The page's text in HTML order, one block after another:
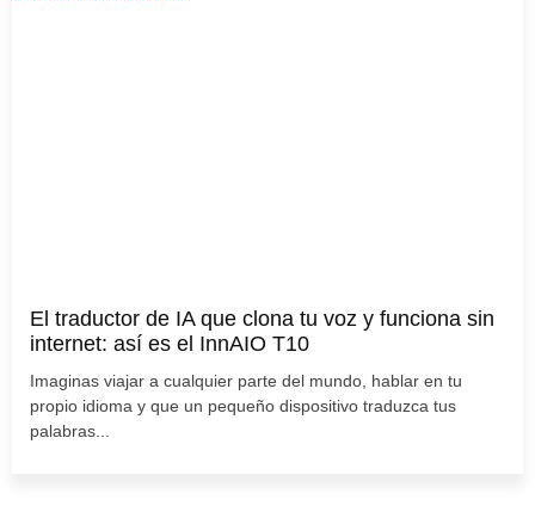
El traductor de IA que clona tu voz y funciona sin
internet: así es el InnAIO T10
Imaginas viajar a cualquier parte del mundo, hablar en tu
propio idioma y que un pequeño dispositivo traduzca tus
palabras...